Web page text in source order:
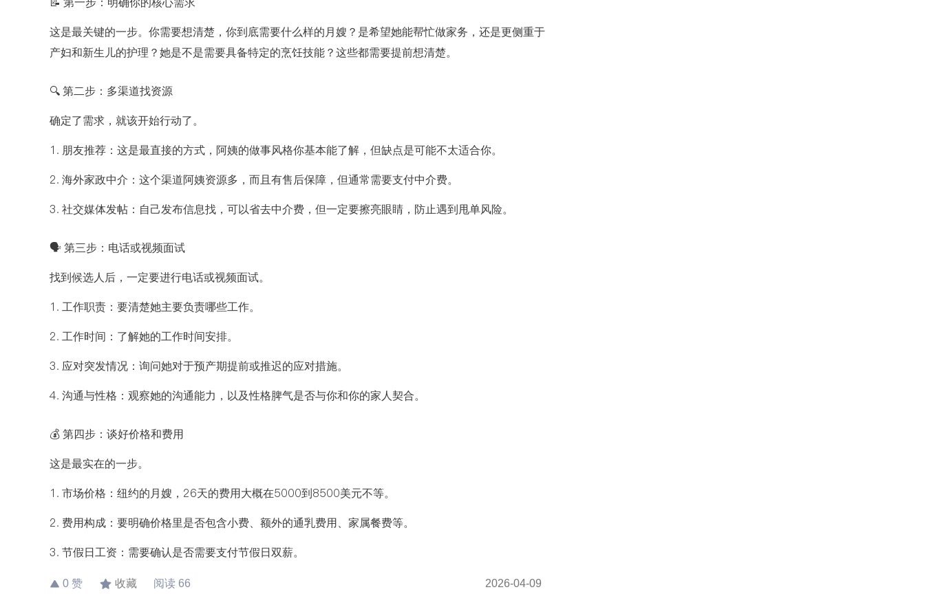
这是最关键的一步。你需要想清楚，你到底需要什么样的月嫂？是希望她能帮忙做家务，还是更侧重于
产妇和新生儿的护理？她是不是需要具备特定的烹饪技能？这些都需要提前想清楚。
🔍 第二步：多渠道找资源
确定了需求，就该开始行动了。
1. 朋友推荐：这是最直接的方式，阿姨的做事风格你基本能了解，但缺点是可能不太适合你。
2. 海外家政中介：这个渠道阿姨资源多，而且有售后保障，但通常需要支付中介费。
3. 社交媒体发帖：自己发布信息找，可以省去中介费，但一定要擦亮眼睛，防止遇到甩单风险。
🗣️ 第三步：电话或视频面试
找到候选人后，一定要进行电话或视频面试。
1. 工作职责：要清楚她主要负责哪些工作。
2. 工作时间：了解她的工作时间安排。
3. 应对突发情况：询问她对于预产期提前或推迟的应对措施。
4. 沟通与性格：观察她的沟通能力，以及性格脾气是否与你和你的家人契合。
💰 第四步：谈好价格和费用
这是最实在的一步。
1. 市场价格：纽约的月嫂，26天的费用大概在5000到8500美元不等。
2. 费用构成：要明确价格里是否包含小费、额外的通乳费用、家属餐费等。
3. 节假日工资：需要确认是否需要支付节假日双薪。
0 赞 收藏 阅读 66 2026-04-09